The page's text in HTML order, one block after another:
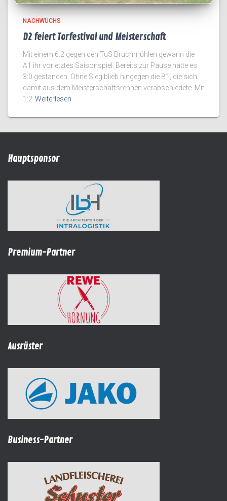
NACHWUCHS
D2 feiert Torfestival und Meisterschaft
Mit einem 6:2 gegen den TuS Bruchmühlen gewann die
A1 ihr vorletztes Saisonspiel. Bereits zur Pause hatte es
3:0 gestanden. Ohne Sieg blieb hingegen die B1, die sich
damit aus dem Meisterschaftsrennen verabschiedete. Mit
1:2 Weiterlesen
Hauptsponsor
Premium-Partner
Ausrüster
Business-Partner